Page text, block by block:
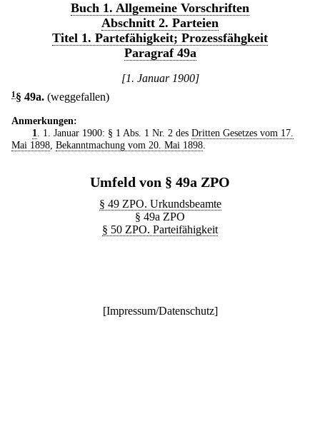
Buch 1. Allgemeine Vorschriften
Abschnitt 2. Parteien
Titel 1. Partefähigkeit; Prozessfähgkeit
Paragraf 49a
[1. Januar 1900]
1 § 49a. (weggefallen)
Anmerkungen:
1
. 1. Januar 1900: § 1 Abs. 1 Nr. 2 des Dritten Gesetzes vom 17.
Mai 1898 Bekanntmachung vom 20. Mai 1898
Umfeld von § 49a ZPO
§ 49 ZPO. Urkundsbeamte
§ 49a ZPO
§ 50 ZPO. Parteifähigkeit
[Impressum/Datenschutz]